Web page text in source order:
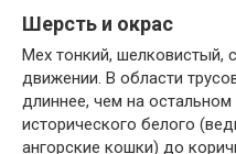
Шерсть и окрас
Мех тонкий, шелковистый,
движении. В области
длиннее, чем на
исторического белого
ангорские кошки) до